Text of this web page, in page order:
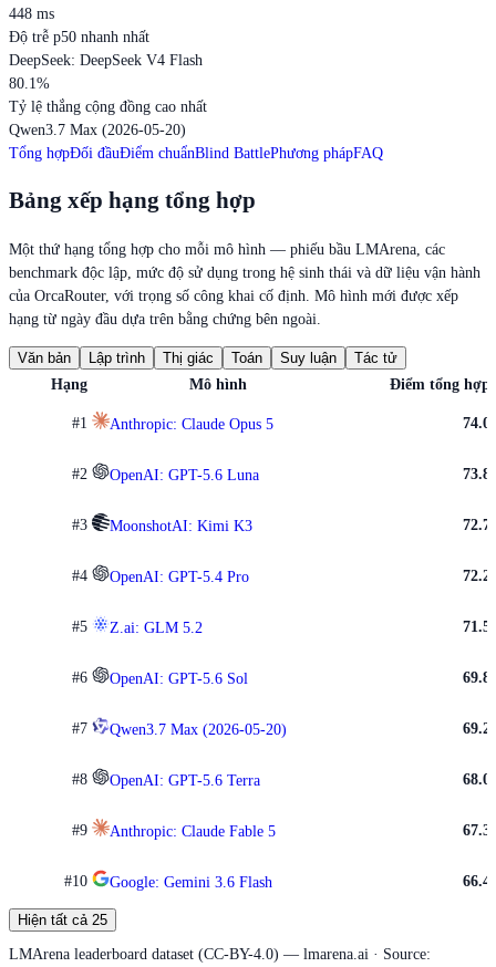
448 ms
Độ trễ p50 nhanh nhất
DeepSeek: DeepSeek V4 Flash
80.1 %
Tỷ lệ thắng cộng đồng cao nhất
Qwen3.7 Max (2026-05-20)
Tổng hợpĐối đầuĐiểm chuẩnBlind BattlePhương phápFAQ
Bảng xếp hạng tổng hợp
Một thứ hạng tổng hợp cho mỗi mô hình — phiếu bầu LMArena, các
benchmark độc lập, mức độ sử dụng trong hệ sinh thái và dữ liệu vận hành
của OrcaRouter, với trọng số công khai cố định. Mô hình mới được xếp
hạng từ ngày đầu dựa trên bằng chứng bên ngoài.
Văn bản Lập trình Thị giác Toán Suy luận
Tác tử
Hạng
Mô hình Điểm tổng hợp
#1 Anthropic: Claude Opus 5 74.0
#2 OpenAI: GPT-5.6 Luna 73.8
#3 MoonshotAI: Kimi K3 72.7
#4 OpenAI: GPT-5.4 Pro 72.2
#5 Z.ai: GLM 5.2 71.5
#6 OpenAI: GPT-5.6 Sol 69.8
#7 Qwen3.7 Max (2026-05-20) 69.2
#8 OpenAI: GPT-5.6 Terra 68.0
#9 Anthropic: Claude Fable 5 67.3
#10 Google: Gemini 3.6 Flash 66.4
Hiện tất cả 25
LMArena leaderboard dataset (CC-BY-4.0) — lmarena.ai · Source: